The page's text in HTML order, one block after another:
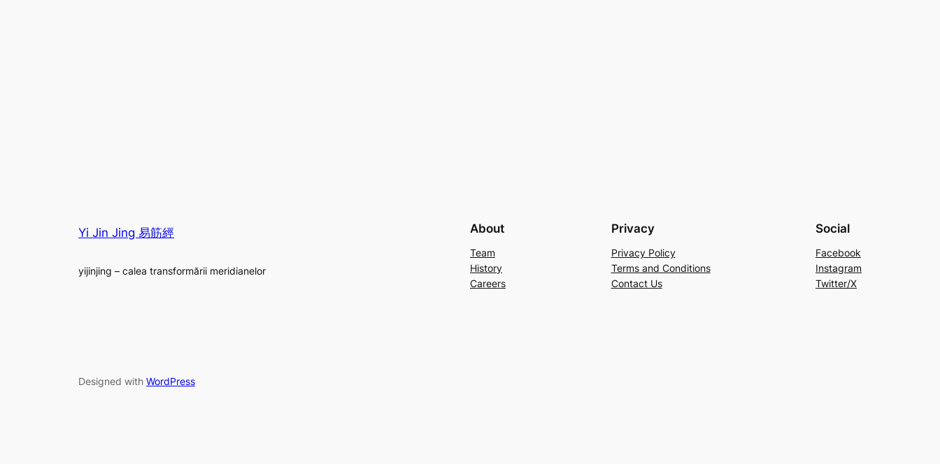
Yi Jin Jing 易筋經
yijinjing – calea transformării meridianelor
About
Team
History
Careers
Privacy
Privacy Policy
Terms and Conditions
Contact Us
Social
Facebook
Instagram
Twitter/X
Designed with WordPress